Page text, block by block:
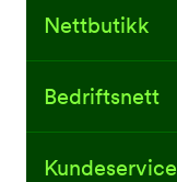
Nettbutikk
Bedriftsnett
Kundeservice